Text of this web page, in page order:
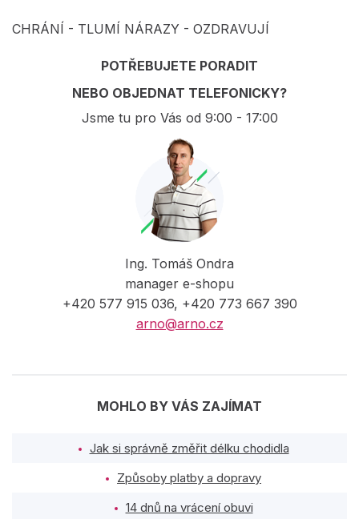
CHRÁNÍ - TLUMÍ NÁRAZY - OZDRAVUJÍ
POTŘEBUJETE PORADIT
NEBO OBJEDNAT TELEFONICKY?
Jsme tu pro Vás od 9:00 - 17:00
Ing. Tomáš Ondra
manager e-shopu
+420 577 915 036, +420 773 667 390
arno@arno.cz
MOHLO BY VÁS ZAJÍMAT
Jak si správně změřit délku chodidla
Způsoby platby a dopravy
14 dnů na vrácení obuvi